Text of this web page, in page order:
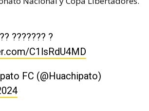
??????? ?
C1lsRdU4MD
FC (@Huachipato)